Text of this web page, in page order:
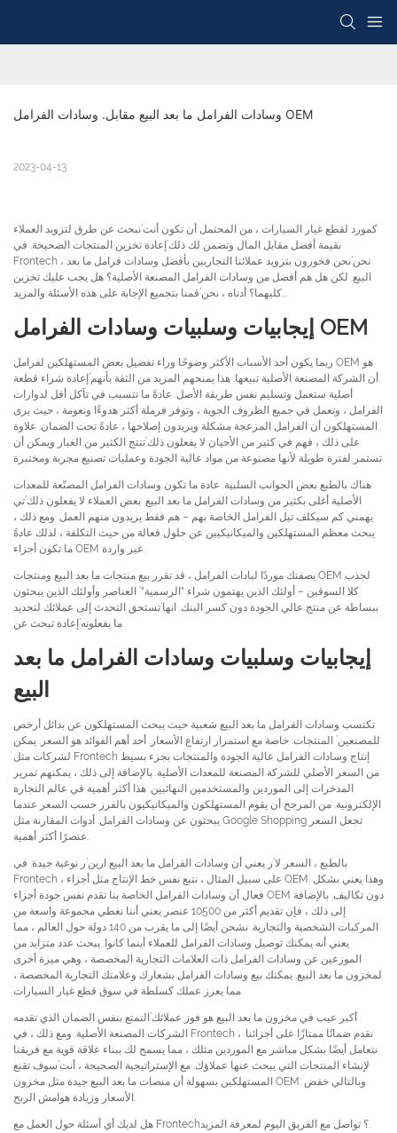
وسادات الفرامل ما بعد البيع مقابل. وسادات الفرامل OEM
2023-04-13
كمورد لقطع غيار السيارات ، من المحتمل أن تكون أنت’نبحث عن طرق لتزويد العملاء
بقيمة أفضل مقابل المال وتضمن لك ذلك’إعادة تخزين المنتجات الصحيحة. في
Frontech ، نحن’نحن فخورون بتزويد عملائنا التجاريين بأفضل وسادات فرامل ما بعد
البيع. لكن هل هم أفضل من وسادات الفرامل المصنعة الأصلية؟ هل يجب عليك تخزين
كليهما؟ أدناه ، نحن’قمنا بتجميع الإجابة على هذه الأسئلة والمزيد…
إيجابيات وسلبيات وسادات الفرامل OEM
ربما يكون أحد الأسباب الأكثر وضوحًا وراء تفضيل بعض المستهلكين لفرامل OEM هو
أن الشركة المصنعة الأصلية تبيعها. هذا يمنحهم المزيد من الثقة بأنهم’إعادة شراء قطعة
أصلية ستعمل وتسليم نفس طريقة الأصل. عادةً ما تتسبب في تآكل أقل لدوارات
الفرامل ، وتعمل في جميع الظروف الجوية ، وتوفر فرملة أكثر هدوءًا ونعومة ، حيث يرى
المستهلكون أن الفرامل المزعجة مشكلة ويريدون إصلاحها ، عادةً تحت الضمان. علاوة
على ذلك ، فهم في كثير من الأحيان لا يفعلون ذلك’تنتج الكثير من الغبار ويمكن أن
تستمر لفترة طويلة لأنها مصنوعة من مواد عالية الجودة وعمليات تصنيع مجربة ومختبرة.
هناك بالطبع بعض الجوانب السلبية. عادة ما تكون وسادات الفرامل المصنّعة للمعدات
الأصلية أغلى بكثير من وسادات الفرامل ما بعد البيع. بعض العملاء لا يفعلون ذلك’تي
يهمني كم سيكلف تيل الفرامل الخاصة بهم – هم فقط يريدون منهم العمل. ومع ذلك ،
يبحث معظم المستهلكين والميكانيكيين عن حلول فعالة من حيث التكلفة ، لذلك عادةً
ما تكون أجزاء OEM غير واردة.
بصفتك موردًا لبادات الفرامل ، قد تقرر بيع منتجات ما بعد البيع ومنتجات OEM لجذب
كلا السوقين – أولئك الذين يهتمون شراء "الرسمية"’ العناصر وأولئك الذين يبحثون
ببساطة عن منتج عالي الجودة دون كسر البنك. انها’تستحق التحدث إلى عملائك لتحديد
ما يفعلونه’إعادة تبحث عن.
إيجابيات وسلبيات وسادات الفرامل ما بعد
البيع
تكتسب وسادات الفرامل ما بعد البيع شعبية حيث يبحث المستهلكون عن بدائل أرخص
للمصنعين’ المنتجات. خاصة مع استمرار ارتفاع الأسعار. أحد أهم الفوائد هو السعر. يمكن
لشركات مثل Frontech إنتاج وسادات الفرامل عالية الجودة والمنتجات بجزء بسيط
من السعر الأصلي للشركة المصنعة للمعدات الأصلية. بالإضافة إلى ذلك ، يمكنهم تمرير
المدخرات إلى الموردين والمستخدمين النهائيين. هذا أكثر أهمية في عالم التجارة
الإلكترونية. من المرجح أن يقوم المستهلكون والميكانيكيون بالفرز حسب السعر عندما
يبحثون عن وسادات الفرامل. أدوات المقارنة مثل Google Shopping تجعل السعر
عنصرًا أكثر أهمية.
بالطبع ، السعر لا’ر يعني أن وسادات الفرامل ما بعد البيع ارين’ر نوعية جيدة. في
Frontech ، على سبيل المثال ، نتبع نفس خط الإنتاج مثل أجزاء OEM. وهذا يعني بشكل
فعال أن وسادات الفرامل الخاصة بنا تقدم نفس جودة أجزاء OEM دون تكاليف. بالإضافة
إلى ذلك ، فإن تقديم أكثر من 10500 عنصر يعني أننا نغطي مجموعة واسعة من
المركبات الشخصية والتجارية. نشحن أيضًا إلى ما يقرب من 140 دولة حول العالم ، مما
يعني أنه يمكنك توصيل وسادات الفرامل للعملاء أينما كانوا. يبحث عدد متزايد من
الموزعين عن وسادات الفرامل ذات العلامات التجارية المخصصة ، وهي ميزة أخرى
لمخزون ما بعد البيع. يمكنك بيع وسادات الفرامل بشعارك وعلامتك التجارية المخصصة ،
مما يعزز عملك كسلطة في سوق قطع غيار السيارات.
أكبر عيب في مخزون ما بعد البيع هو فوز عملائك’التمتع بنفس الضمان الذي تقدمه
الشركات المصنعة الأصلية. ومع ذلك ، في Frontech ، نقدم ضمانًا ممتازًا على أجزائنا.
نتعامل أيضًا بشكل مباشر مع الموردين مثلك ، مما يسمح لك ببناء علاقة قوية مع فريقنا
لإنشاء المنتجات التي يبحث عنها عملاؤك. مع الإستراتيجية الصحيحة ، أنت’سوف تقنع
المستهلكين بسهولة أن منصات ما بعد البيع جيدة مثل مخزون OEM. وبالتالي خفض
الأسعار وزيادة هوامش الربح.
هل لديك أي أسئلة حول العمل مع Frontech؟ تواصل مع الفريق اليوم لمعرفة المزيد.